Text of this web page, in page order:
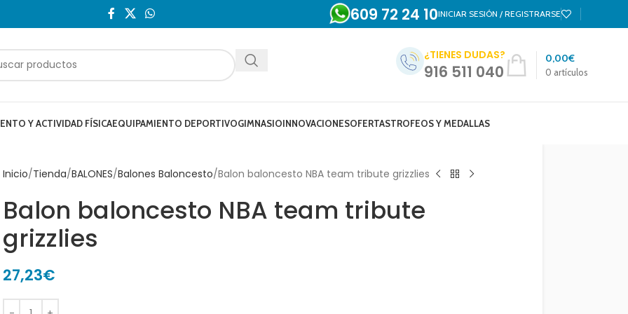
609 72 24 10INICIAR SESIÓN / REGISTRARSE
¿TIENES DUDAS?
916 511 040 0 artículos
0,00€
Y ACTIVIDAD FÍSICAEQUIPAMIENTO DEPORTIVOGIMNASIOINNOVACIONESOFERTASTROFEOS Y MEDALLAS
Inicio Tienda BALONES Balones Baloncesto Balon baloncesto NBA team tribute grizzlies
Balon baloncesto NBA team tribute
grizzlies
27,23€